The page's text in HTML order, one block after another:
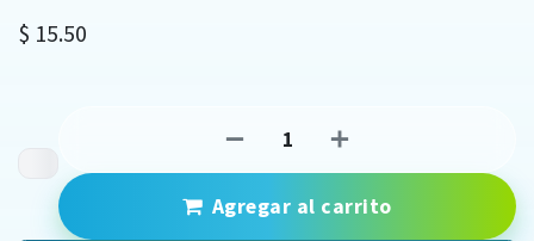
$ 15.50
Agregar al carrito